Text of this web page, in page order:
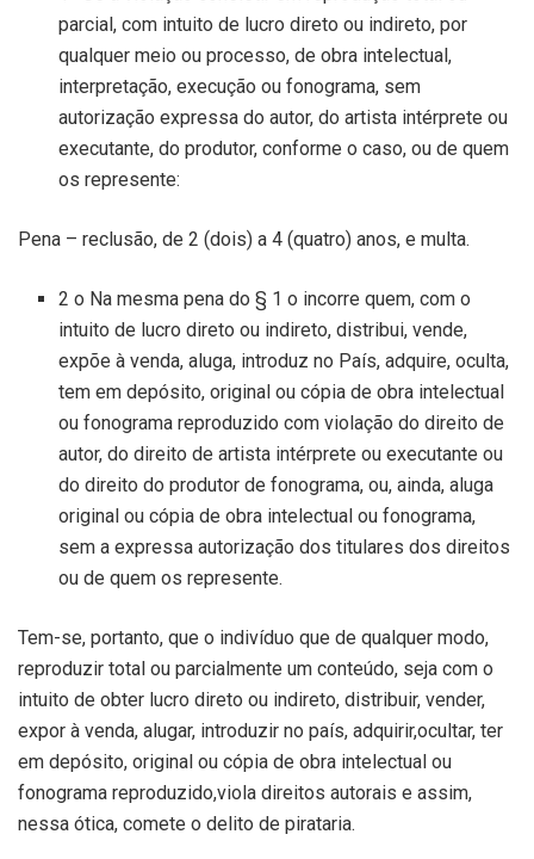
parcial, com intuito de lucro direto ou indireto, por
qualquer meio ou processo, de obra intelectual,
interpretação, execução ou fonograma, sem
autorização expressa do autor, do artista intérprete ou
executante, do produtor, conforme o caso, ou de quem
os represente:
Pena – reclusão, de 2 (dois) a 4 (quatro) anos, e multa.
2 o Na mesma pena do § 1 o incorre quem, com o
intuito de lucro direto ou indireto, distribui, vende,
expõe à venda, aluga, introduz no País, adquire, oculta,
tem em depósito, original ou cópia de obra intelectual
ou fonograma reproduzido com violação do direito de
autor, do direito de artista intérprete ou executante ou
do direito do produtor de fonograma, ou, ainda, aluga
original ou cópia de obra intelectual ou fonograma,
sem a expressa autorização dos titulares dos direitos
ou de quem os represente.
Tem-se, portanto, que o indivíduo que de qualquer modo,
reproduzir total ou parcialmente um conteúdo, seja com o
intuito de obter lucro direto ou indireto, distribuir, vender,
expor à venda, alugar, introduzir no país, adquirir,ocultar, ter
em depósito, original ou cópia de obra intelectual ou
fonograma reproduzido,viola direitos autorais e assim,
nessa ótica, comete o delito de pirataria.